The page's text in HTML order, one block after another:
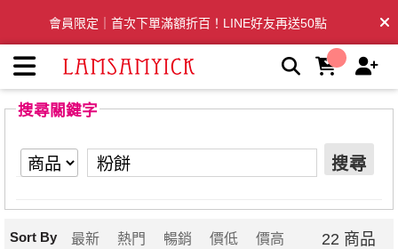
會員限定｜首次下單滿額折百！LINE好友再送50點
全台滿千免運🛒訂單付款後3~5日內出貨
搜尋關鍵字
搜尋
Sort By 最新 熱門 暢銷 價低 價高 22 商品